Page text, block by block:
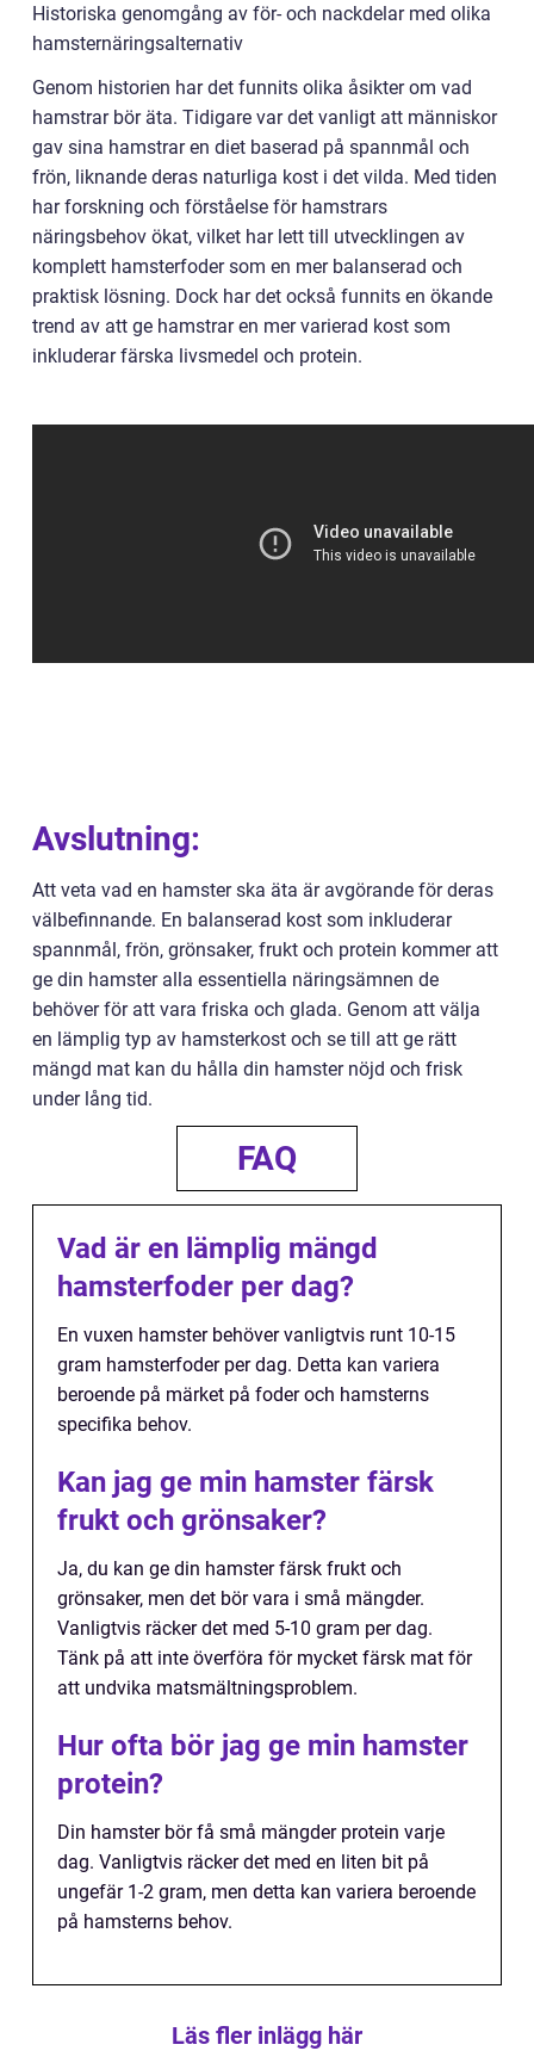
Historiska genomgång av för- och nackdelar med olika
hamsternäringsalternativ
Genom historien har det funnits olika åsikter om vad
hamstrar bör äta. Tidigare var det vanligt att människor
gav sina hamstrar en diet baserad på spannmål och
frön, liknande deras naturliga kost i det vilda. Med tiden
har forskning och förståelse för hamstrars
näringsbehov ökat, vilket har lett till utvecklingen av
komplett hamsterfoder som en mer balanserad och
praktisk lösning. Dock har det också funnits en ökande
trend av att ge hamstrar en mer varierad kost som
inkluderar färska livsmedel och protein.
Avslutning:
Att veta vad en hamster ska äta är avgörande för deras
välbefinnande. En balanserad kost som inkluderar
spannmål, frön, grönsaker, frukt och protein kommer att
ge din hamster alla essentiella näringsämnen de
behöver för att vara friska och glada. Genom att välja
en lämplig typ av hamsterkost och se till att ge rätt
mängd mat kan du hålla din hamster nöjd och frisk
under lång tid.
FAQ
Vad är en lämplig mängd
hamsterfoder per dag?
En vuxen hamster behöver vanligtvis runt 10-15
gram hamsterfoder per dag. Detta kan variera
beroende på märket på foder och hamsterns
specifika behov.
Kan jag ge min hamster färsk
frukt och grönsaker?
Ja, du kan ge din hamster färsk frukt och
grönsaker, men det bör vara i små mängder.
Vanligtvis räcker det med 5-10 gram per dag.
Tänk på att inte överföra för mycket färsk mat för
att undvika matsmältningsproblem.
Hur ofta bör jag ge min hamster
protein?
Din hamster bör få små mängder protein varje
dag. Vanligtvis räcker det med en liten bit på
ungefär 1-2 gram, men detta kan variera beroende
på hamsterns behov.
Läs fler inlägg här